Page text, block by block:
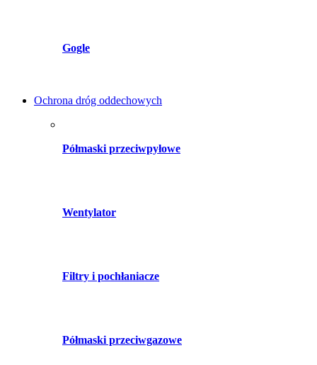
Gogle
Ochrona dróg oddechowych
Półmaski przeciwpyłowe
Wentylator
Filtry i pochłaniacze
Półmaski przeciwgazowe